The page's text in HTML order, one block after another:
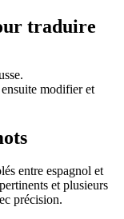
traduire
modifier et
entre espagnol et
et plusieurs
précision.